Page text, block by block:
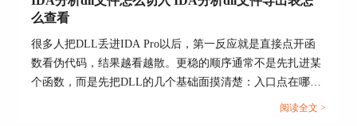
错误地址，也可以用【Move segment】处理。这里
要注意，官方也提醒过，段移动到错误位置又没有
可用重定位信息时，反汇编结果可能会跟着失真。
3、地址落点怪异时看看分析选项有没有把代码建
起来
有时候导出地址没偏，只是IDA还没把那里认成你
么查看
很多人把DLL丢进IDA Pro以后，第一反应就是直接点开函
数看伪代码，结果越看越散。更稳的顺序通常不是先扎进某
个函数，而是先把DLL的几个基础面摸清楚：入口点在哪、
导出表里暴露了什么、导入了哪些API、这些导出函数之间
阅读全文 >